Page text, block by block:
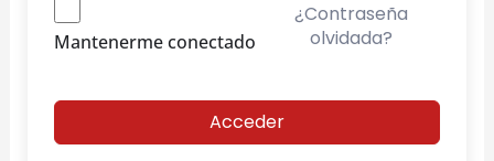
Mantenerme conectado
¿Contraseña
olvidada?
Acceder